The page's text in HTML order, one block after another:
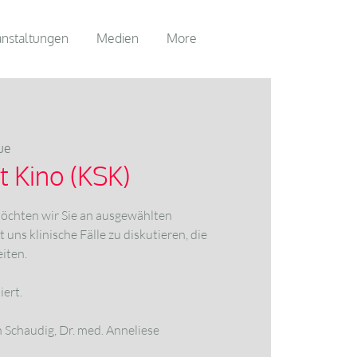
Medien More
Kino (KSK)
wir Sie an ausgewählten
uns klinische Fälle zu diskutieren, die
Dr. med. Anneliese